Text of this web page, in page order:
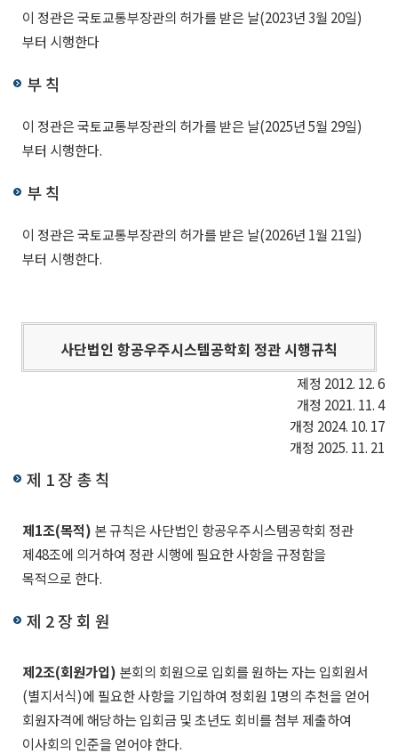
이 정관은 국토교통부장관의 허가를 받은 날(2023년 3월 20일)
부터 시행한다
부 칙
이 정관은 국토교통부장관의 허가를 받은 날(2025년 5월 29일)
부터 시행한다.
부 칙
이 정관은 국토교통부장관의 허가를 받은 날(2026년 1월 21일)
부터 시행한다.
사단법인 항공우주시스템공학회 정관 시행규칙
제정 2012. 12. 6
개정 2021. 11. 4
개정 2024. 10. 17
개정 2025. 11. 21
제 1 장 총 칙
제1조(목적) 본 규칙은 사단법인 항공우주시스템공학회 정관
제48조에 의거하여 정관 시행에 필요한 사항을 규정함을
목적으로 한다.
제 2 장 회 원
제2조(회원가입) 본회의 회원으로 입회를 원하는 자는 입회원서
(별지서식)에 필요한 사항을 기입하여 정회원 1명의 추천을 얻어
회원자격에 해당하는 입회금 및 초년도 회비를 첨부 제출하여
이사회의 인준을 얻어야 한다.